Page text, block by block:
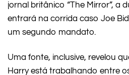
jornal britânico “The Mirror”, a
entrará na corrida caso Joe
um segundo mandato.
Uma fonte, inclusive, revelou
Harry está trabalhando entre